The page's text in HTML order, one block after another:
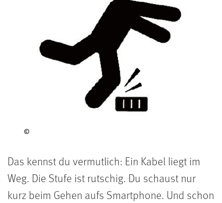
©
Das kennst du vermutlich: Ein Kabel liegt im
Weg. Die Stufe ist rutschig. Du schaust nur
kurz beim Gehen aufs Smartphone. Und schon